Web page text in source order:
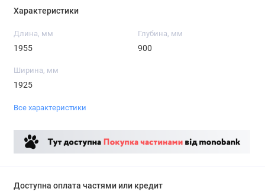
Характеристики
Длина, мм
1955
Глубина, мм
900
Ширина, мм
1925
Все характеристики
Доступна оплата частями или кредит